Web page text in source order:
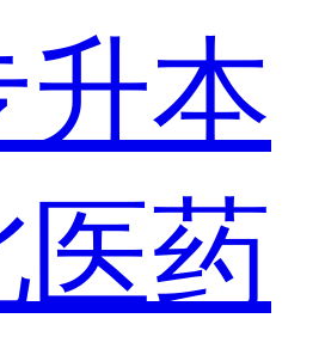
升本
药